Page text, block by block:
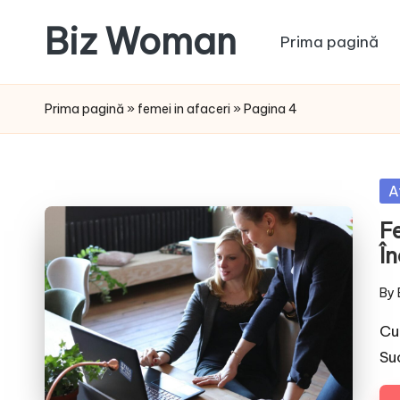
content
Biz Woman
ta,
succesul
Prima pagină
Prima pagină » femei in afaceri » Pagina 4
by
By